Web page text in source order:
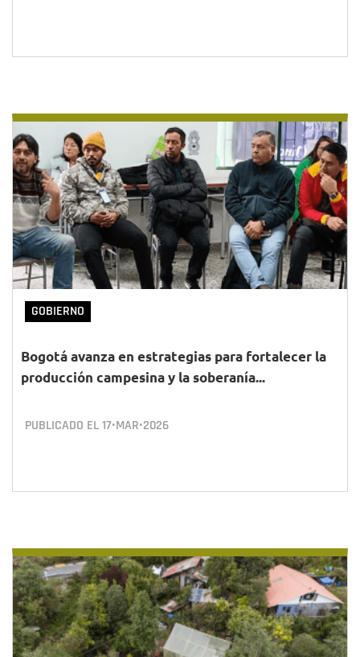
GOBIERNO
Bogotá avanza en estrategias para fortalecer la
producción campesina y la soberanía...
PUBLICADO EL17•MAR•2026